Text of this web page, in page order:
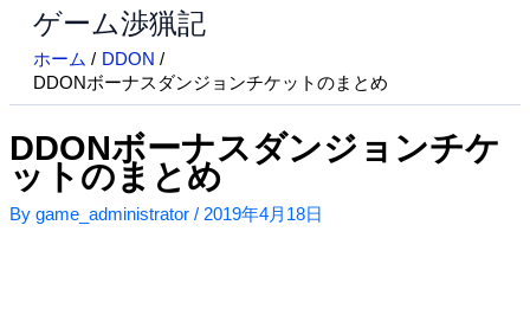
ス
キ
ッ
プ
ゲーム渉猟記
ホーム
DDON
DDONボーナスダンジョンチケットのまとめ
DDONボーナスダンジョンチケ
ットのまとめ
By game_administrator / 2019年4月18日